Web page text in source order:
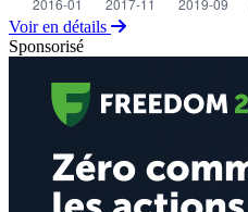
Voir en détails
Sponsorisé